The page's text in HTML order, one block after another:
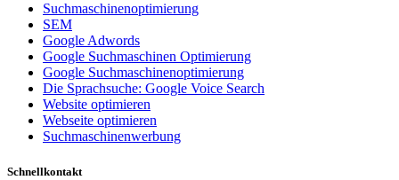
Suchmaschinenoptimierung
SEM
Google Adwords
Google Suchmaschinen Optimierung
Google Suchmaschinenoptimierung
Die Sprachsuche: Google Voice Search
Website optimieren
Webseite optimieren
Suchmaschinenwerbung
Schnellkontakt